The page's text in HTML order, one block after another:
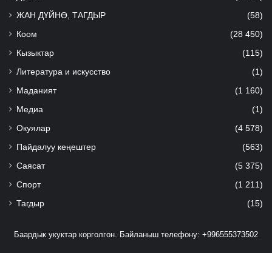
ЖАН ДҮЙНӨ, ТАГДЫР (58)
Коом (28 450)
Кызыктар (115)
Литература и искусство (1)
Маданият (1 160)
Медиа (1)
Окуялар (4 578)
Пайдалуу кеңештер (563)
Саясат (5 375)
Спорт (1 211)
Тагдыр (15)
Баардык укуктар корголгон. Байланыш телефону: +996555373502